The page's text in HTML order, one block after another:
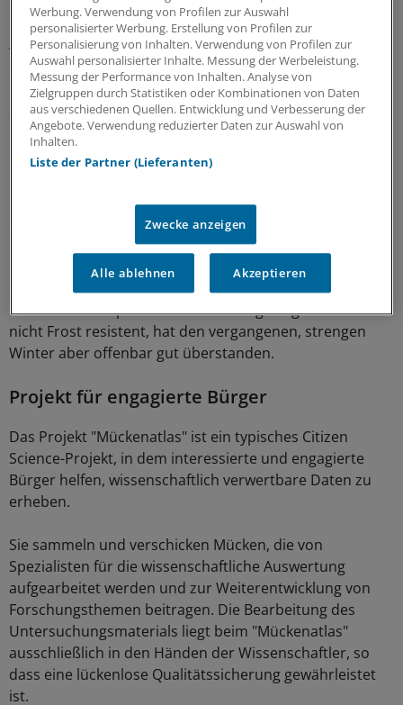
Das seit 2012 im Aufbau befindliche Portal liefert
wertvolle Hinweise auf die Verbreitung der heimischen
Stechmückenarten und auf eventuell in Deutschland
"zuwandernde" exotische Arten. Darunter können auch
solche sein, die Krankheitserreger auf den Menschen
übertragen können.
invasiven, also eingewanderten Arten, von
Süddeutschland aus weiter auf dem Vormarsch sind.
"Aus Thüringen und Hessen haben wir neue Exemplare
der Asiatischen Tigermücke zugeschickt bekommen".
Die aus den Tropen stammende Art gilt eigentlich als
nicht Frost resistent, hat den vergangenen, strengen
Winter aber offenbar gut überstanden.
Projekt für engagierte Bürger
Das Projekt "Mückenatlas" ist ein typisches Citizen
Science-Projekt, in dem interessierte und engagierte
Bürger helfen, wissenschaftlich verwertbare Daten zu
erheben.
Sie sammeln und verschicken Mücken, die von
Spezialisten für die wissenschaftliche Auswertung
aufgearbeitet werden und zur Weiterentwicklung von
Forschungsthemen beitragen. Die Bearbeitung des
Untersuchungsmaterials liegt beim "Mückenatlas"
ausschließlich in den Händen der Wissenschaftler, so
dass eine lückenlose Qualitätssicherung gewährleistet
ist.
Werbung. Verwendung von Profilen zur Auswahl
personalisierter Werbung. Erstellung von Profilen zur
Personalisierung von Inhalten. Verwendung von Profilen zur
Auswahl personalisierter Inhalte. Messung der Werbeleistung.
Messung der Performance von Inhalten. Analyse von
Zielgruppen durch Statistiken oder Kombinationen von Daten
aus verschiedenen Quellen. Entwicklung und Verbesserung der
Angebote. Verwendung reduzierter Daten zur Auswahl von
Inhalten.
Liste der Partner (Lieferanten)
Zwecke anzeigen
Alle ablehnen Akzeptieren